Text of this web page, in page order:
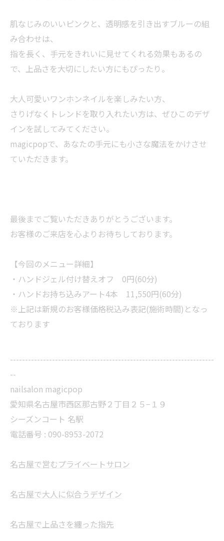
肌なじみのいいピンクと、透明感を引き出すブルーの組
み合わせは、
指を長く、手元をきれいに見せてくれる効果もあるの
で、上品さを大切にしたい方にもぴったり。
大人可愛いワンホンネイルを楽しみたい方、
さりげなくトレンドを取り入れたい方は、ぜひこのデザ
インを試してみてください。
magicpopで、あなたの手元にも小さな魔法をかけさせ
ていただきます。
最後までご覧いただきありがとうございます。
お客様のご来店を心よりお待ちしております。
【今回のメニュー詳細】
・ハンドジェル付け替えオフ 0円(60分)
・ハンドお持ち込みアート4本 11,550円(60分)
※上記は新規のお客様価格税込み表記(施術時間)となっ
ております
--------------------------------------------------------------------
--
nailsalon magicpop
愛知県名古屋市西区那古野２丁目２５−１９
シーズンコート 名駅
電話番号 : 090-8953-2072
名古屋で営むプライベートサロン
名古屋で大人に似合うデザイン
名古屋で上品さを纏った指先